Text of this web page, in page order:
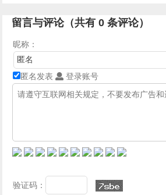
留言与评论（共有0 条评论）
昵称：
匿名发表 登录账号
验证码：